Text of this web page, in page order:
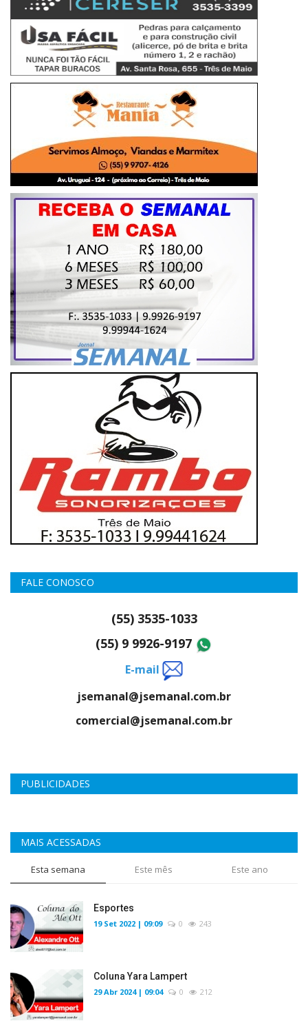
FALE CONOSCO
(55) 3535-1033
(55) 9 9926-9197
E-mail
jsemanal@jsemanal.com.br
comercial@jsemanal.com.br
PUBLICIDADES
MAIS ACESSADAS
Esta semana Este mês Este ano
Esportes
19 Set 2022 | 09:09 0 243
Coluna Yara Lampert
29 Abr 2024 | 09:04 0 212